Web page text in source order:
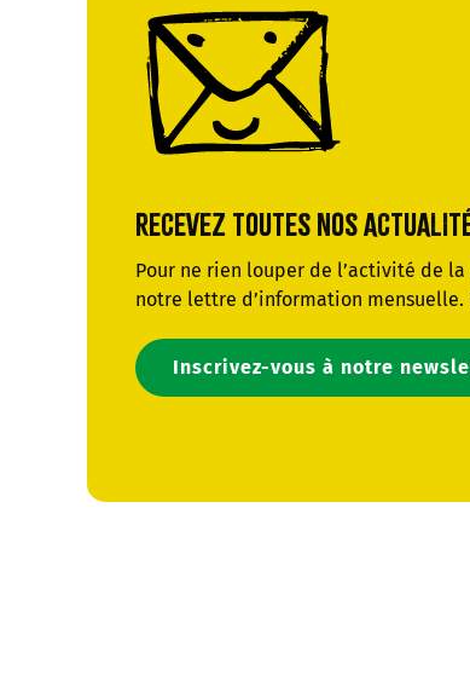
RECEVEZ TOUTES NOS
Pour ne rien louper de l’activité de
notre lettre d’information mensuelle.
Inscrivez-vous à notre